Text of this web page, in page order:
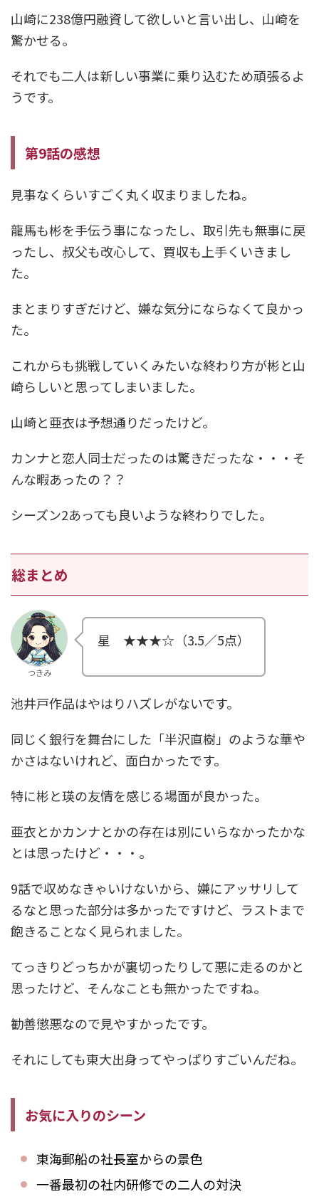
山崎に238億円融資して欲しいと言い出し、山崎を
驚かせる。
それでも二人は新しい事業に乗り込むため頑張るよ
うです。
第9話の感想
見事なくらいすごく丸く収まりましたね。
龍馬も彬を手伝う事になったし、取引先も無事に戻
ったし、叔父も改心して、買収も上手くいきまし
た。
まとまりすぎだけど、嫌な気分にならなくて良かっ
た。
これからも挑戦していくみたいな終わり方が彬と山
崎らしいと思ってしまいました。
山崎と亜衣は予想通りだったけど。
カンナと恋人同士だったのは驚きだったな・・・そ
んな暇あったの？？
シーズン2あっても良いような終わりでした。
総まとめ
つきみ
星 ★★★☆（3.5／5点）
池井戸作品はやはりハズレがないです。
同じく銀行を舞台にした「半沢直樹」のような華や
かさはないけれど、面白かったです。
特に彬と瑛の友情を感じる場面が良かった。
亜衣とかカンナとかの存在は別にいらなかったかな
とは思ったけど・・・。
9話で収めなきゃいけないから、嫌にアッサリして
るなと思った部分は多かったですけど、ラストまで
飽きることなく見られました。
てっきりどっちかが裏切ったりして悪に走るのかと
思ったけど、そんなことも無かったですね。
勧善懲悪なので見やすかったです。
それにしても東大出身ってやっぱりすごいんだね。
お気に入りのシーン
東海郵船の社長室からの景色
一番最初の社内研修での二人の対決